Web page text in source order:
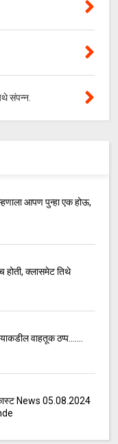
संपन्न.
आपण पुन्हा एक होऊ,
होती, क्लासमेट तिथे
वाहतूक ठप्प.......
News 05.08.2024